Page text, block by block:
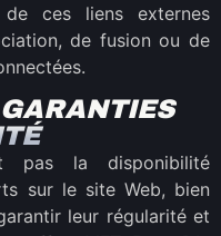
de ces liens externes
de fusion ou de
pas la disponibilité
sur le site Web, bien
leur régularité et